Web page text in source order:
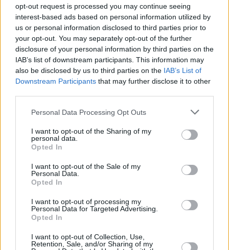
opt-out request is processed you may continue seeing
interest-based ads based on personal information utilized by
us or personal information disclosed to third parties prior to
your opt-out. You may separately opt-out of the further
disclosure of your personal information by third parties on the
IAB’s list of downstream participants. This information may
also be disclosed by us to third parties on the IAB’s List of
Downstream Participants that may further disclose it to other
Please note that this website/app uses one or more Google
not limited to your visit or usage behaviour. You may click to
grant or deny consent to Google and its third-party tags to
use your data for below specified purposes in below Google
consent section.
Personal Data Processing Opt Outs
I want to opt-out of the Sharing of my
personal data.
Opted In
I want to opt-out of the Sale of my
Personal Data.
Opted In
I want to opt-out of processing my
Personal Data for Targeted Advertising.
Opted In
I want to opt-out of Collection, Use,
Retention, Sale, and/or Sharing of my
παραθέτει έρευνες που το εξηγούν